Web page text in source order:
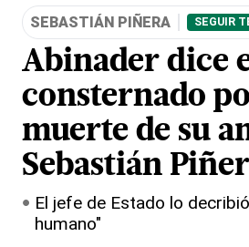
SEBASTIÁN PIÑERA SEGUIR
Abinader dice
consternado
muerte de su
Sebastián
El jefe de Estado lo
humano"